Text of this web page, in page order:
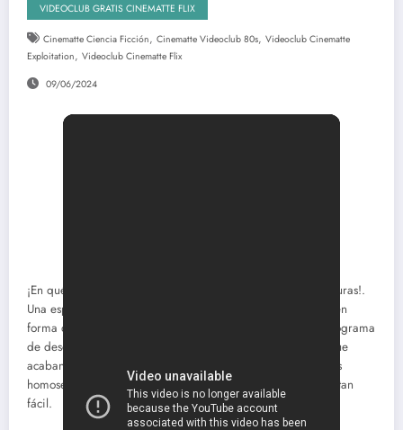
VIDEOCLUB GRATIS CINEMATTE FLIX
Cinematte Ciencia Ficción, Cinematte Videoclub 80s, Videoclub Cinematte
Exploitation, Videoclub Cinematte Flix
09/06/2024
¡En qué producciones participa la gente para pagar las facturas!.
Una especie cutre de «Horizonte final» donde una entidad en
forma de tía buenorra -Tracey Scoggins- se introduce vía programa
de descanso en las mentes de los tripulantes de las naves, que
acaban matándose por ella. ¿Y si los tripulantes fuesen todos
homosexuales o fifty/fifty? Entonces la entidad no lo tendría tan
fácil.